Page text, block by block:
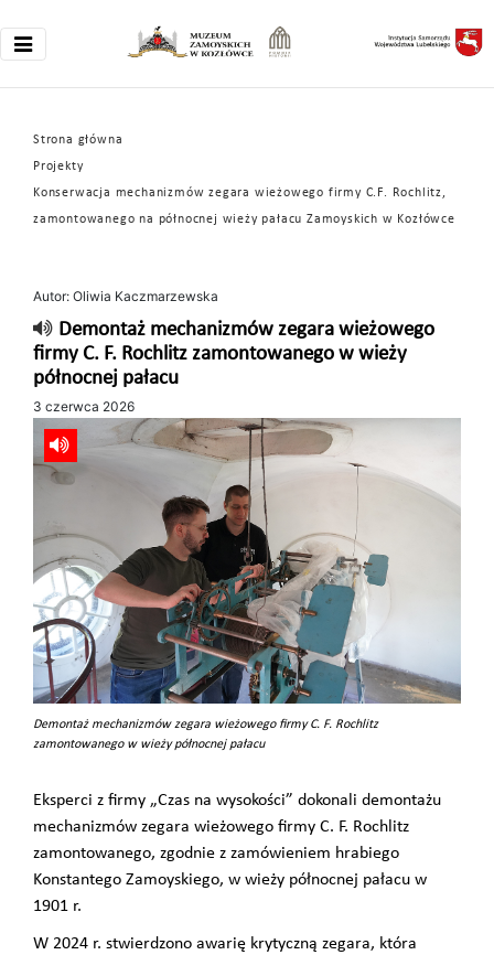
Strona główna
Projekty
Konserwacja mechanizmów zegara wieżowego firmy C.F. Rochlitz,
zamontowanego na północnej wieży pałacu Zamoyskich w Kozłówce
Autor: Oliwia Kaczmarzewska
Demontaż mechanizmów zegara wieżowego
firmy C. F. Rochlitz zamontowanego w wieży
północnej pałacu
3 czerwca 2026
Demontaż mechanizmów zegara wieżowego firmy C. F. Rochlitz
zamontowanego w wieży północnej pałacu
Eksperci z firmy „Czas na wysokości” dokonali demontażu
mechanizmów zegara wieżowego firmy C. F. Rochlitz
zamontowanego, zgodnie z zamówieniem hrabiego
Konstantego Zamoyskiego, w wieży północnej pałacu w
1901 r.
W 2024 r. stwierdzono awarię krytyczną zegara, która